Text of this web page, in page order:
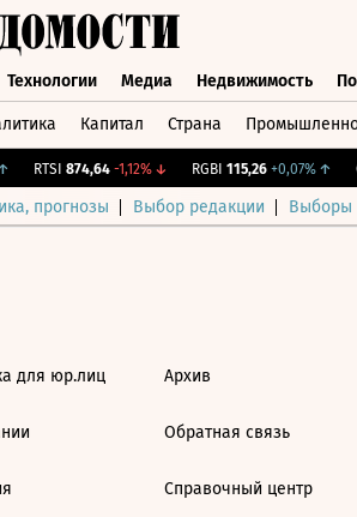
Технологии Медиа Недвижимость
Капитал Страна
RTSI 874,64 -1,12%↓ RGBI 115,26 +0,07%↑
прогнозы Выбор редакции Выборы
для юр.лиц Архив
Обратная связь
Справочный центр